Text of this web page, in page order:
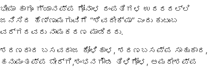
ಭೀಮಾ ಹಾಗೂ ಗ್ಯಾನಪ್ಪ ಗೋನಾಳ ದಂಪತಿಗಳ ಉದರದಲ್ಲಿ
ಜನಿಸಿದ ಹೆಣ್ಣುಮಗುವಿಗೆ “ಶಿವದೀಕ್ಷಾ” ಎಂದು ಕುಟುಂಬ
ವರ್ಗದವರು ನಾಮಕರಣ ಮಾಡಿದರು.
ಶರಣರಾದ ಬಸವರಾಜ ಕೋಳಿಹಾಳ, ಶರಣಬಸಪ್ಪ ಸಾಹುಕಾರ,
ಹನುಮಂತಪ್ಪ ಬೇರ್ಗಿ,ಶಂಭನಗೌಡ ತಿಳಿಗೋಳ, ಅಮರೇಶಪ್ಪ